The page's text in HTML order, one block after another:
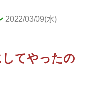
2022/03/09(水)
てやったの